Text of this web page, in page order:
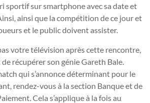
sportif sur smartphone avec sa date et
ainsi que la compétition de ce jour et
et le public doivent assister.
votre télévision après cette rencontre,
récupérer son génie Gareth Bale.
qui s’annonce déterminant pour le
rendez-vous à la section Banque et de
Cela s’applique à la fois au